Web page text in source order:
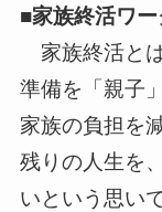
■家族終活ワ
家族終活と
準備を「親子
家族の負担を
残りの人生を
いという思い